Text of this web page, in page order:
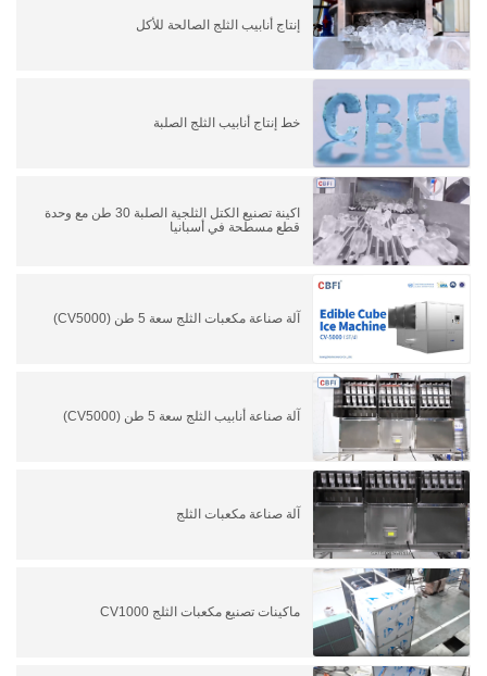
إنتاج أنابيب الثلج الصالحة للأكل
خط إنتاج أنابيب الثلج الصلبة
اكينة تصنيع الكتل الثلجية الصلبة 30 طن مع وحدة
قطع مسطحة في أسبانيا
آلة صناعة مكعبات الثلج سعة 5 طن (CV5000)
آلة صناعة أنابيب الثلج سعة 5 طن (CV5000)
آلة صناعة مكعبات الثلج
ماكينات تصنيع مكعبات الثلج CV1000